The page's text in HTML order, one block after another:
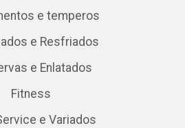
e temperos
e Resfriados
e Enlatados
Fitness
e Variados